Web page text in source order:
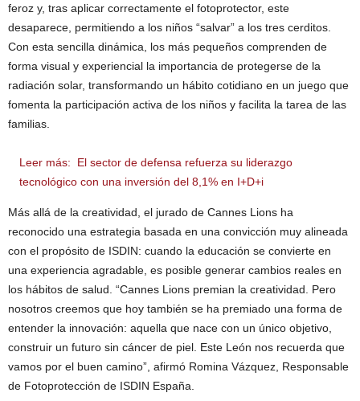
feroz y, tras aplicar correctamente el fotoprotector, este
desaparece, permitiendo a los niños “salvar” a los tres cerditos.
Con esta sencilla dinámica, los más pequeños comprenden de
forma visual y experiencial la importancia de protegerse de la
radiación solar, transformando un hábito cotidiano en un juego que
fomenta la participación activa de los niños y facilita la tarea de las
familias.
Leer más:
El sector de defensa refuerza su liderazgo
tecnológico con una inversión del 8,1% en I+D+i
Más allá de la creatividad, el jurado de Cannes Lions ha
reconocido una estrategia basada en una convicción muy alineada
con el propósito de ISDIN: cuando la educación se convierte en
una experiencia agradable, es posible generar cambios reales en
los hábitos de salud. “Cannes Lions premian la creatividad. Pero
nosotros creemos que hoy también se ha premiado una forma de
entender la innovación: aquella que nace con un único objetivo,
construir un futuro sin cáncer de piel. Este León nos recuerda que
vamos por el buen camino”, afirmó Romina Vázquez, Responsable
de Fotoprotección de ISDIN España.